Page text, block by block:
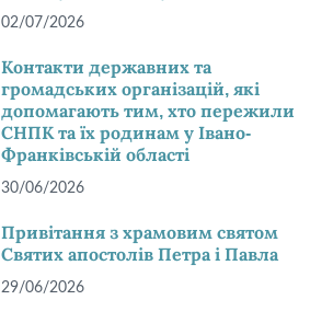
02/07/2026
Контакти державних та
громадських організацій, які
допомагають тим, хто пережили
СНПК та їх родинам у Івано-
Франківській області
30/06/2026
Привітання з храмовим святом
Святих апостолів Петра і Павла
29/06/2026